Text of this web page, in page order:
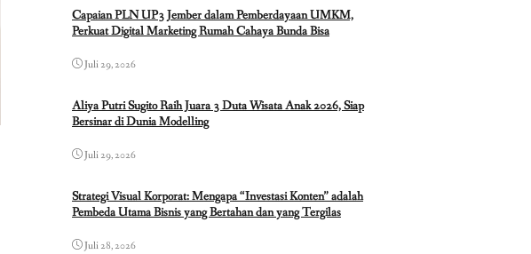
Capaian PLN UP3 Jember dalam Pemberdayaan UMKM,
Perkuat Digital Marketing Rumah Cahaya Bunda Bisa
Juli 29, 2026
Aliya Putri Sugito Raih Juara 3 Duta Wisata Anak 2026, Siap
Bersinar di Dunia Modelling
Juli 29, 2026
Strategi Visual Korporat: Mengapa “Investasi Konten” adalah
Pembeda Utama Bisnis yang Bertahan dan yang Tergilas
Juli 28, 2026